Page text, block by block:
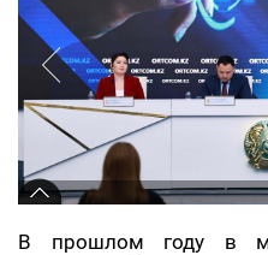
В прошлом году в